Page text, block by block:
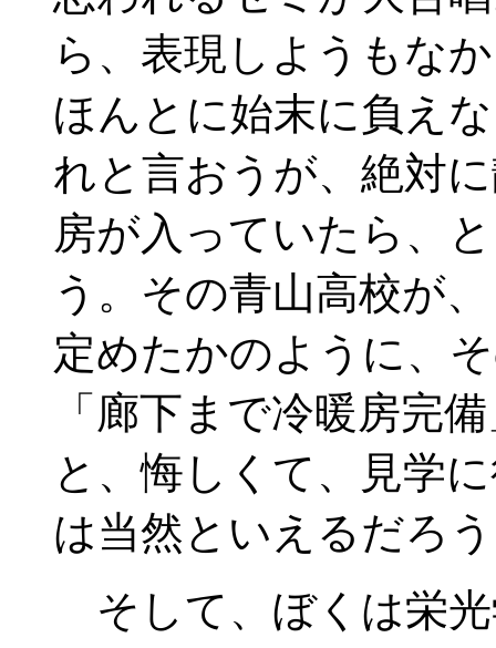
ら、表現しようもな
ほんとに始末に負え
れと言おうが、絶対
房が入っていたら、
う。その青山高校が
定めたかのように、
「廊下まで冷暖房完
と、悔しくて、見学
は当然といえるだろ
そして、ぼくは栄